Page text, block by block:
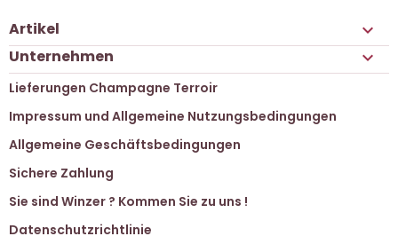
Artikel 
Unternehmen 
Lieferungen Champagne Terroir
Impressum und Allgemeine Nutzungsbedingungen
Allgemeine Geschäftsbedingungen
Sichere Zahlung
Sie sind Winzer ? Kommen Sie zu uns !
Datenschutzrichtlinie